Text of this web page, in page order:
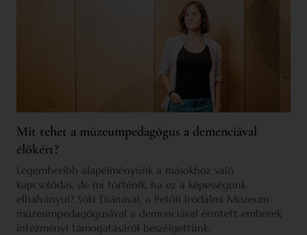
Mit tehet a múzeumpedagógus a demenciával
élőkért?
Legemberibb alapélményünk a másokhoz való
kapcsolódás, de mi történik, ha ez a képességünk
elhalványul? Sóki Diánával, a Petőfi Irodalmi Múzeum
múzeumpedagógusával a demenciával érintett emberek
intézményi támogatásáról beszélgettünk.